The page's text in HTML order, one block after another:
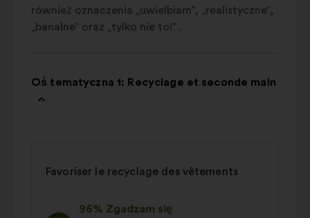
również oznaczenia „uwielbiam”, „realistyczne”,
„banalne” oraz „tylko nie to!” .
Oś tematyczna 1: Recyclage et seconde main
Favoriser le recyclage des vêtements
96% Zgadzam się